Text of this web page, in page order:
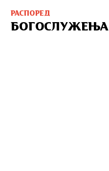
РАСПОРЕД
БОГОСЛУЖЕЊА